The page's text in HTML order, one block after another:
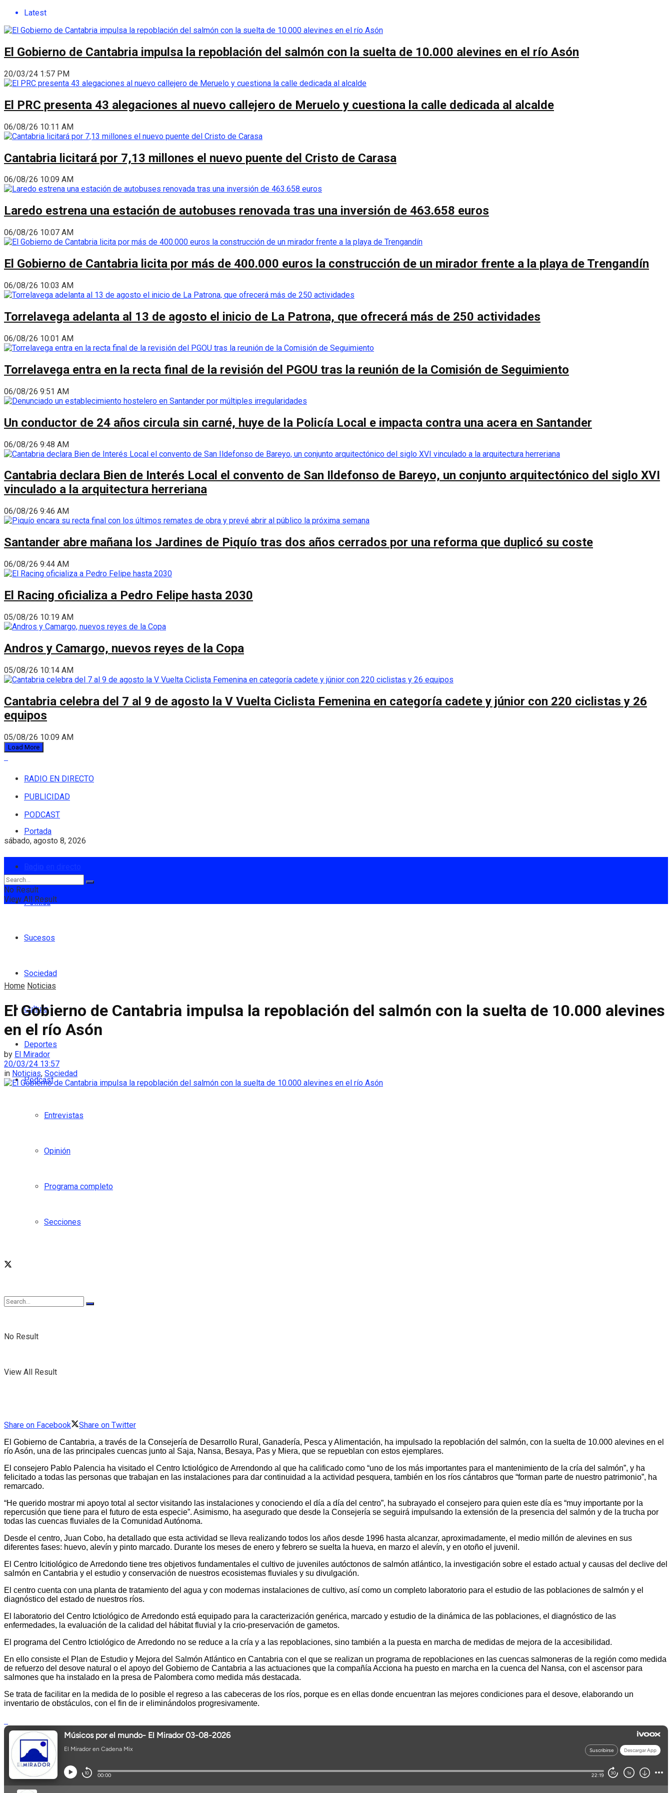
Latest
El Gobierno de Cantabria impulsa la repoblación del salmón con la suelta de 10.000 alevines en el río Asón
20/03/24 1:57 PM
El PRC presenta 43 alegaciones al nuevo callejero de Meruelo y cuestiona la calle dedicada al alcalde
06/08/26 10:11 AM
Cantabria licitará por 7,13 millones el nuevo puente del Cristo de Carasa
06/08/26 10:09 AM
Laredo estrena una estación de autobuses renovada tras una inversión de 463.658 euros
06/08/26 10:07 AM
El Gobierno de Cantabria licita por más de 400.000 euros la construcción de un mirador frente a la playa de Trengandín
06/08/26 10:03 AM
Torrelavega adelanta al 13 de agosto el inicio de La Patrona, que ofrecerá más de 250 actividades
06/08/26 10:01 AM
Torrelavega entra en la recta final de la revisión del PGOU tras la reunión de la Comisión de Seguimiento
06/08/26 9:51 AM
Un conductor de 24 años circula sin carné, huye de la Policía Local e impacta contra una acera en Santander
06/08/26 9:48 AM
Cantabria declara Bien de Interés Local el convento de San Ildefonso de Bareyo, un conjunto arquitectónico del siglo XVI
vinculado a la arquitectura herreriana
06/08/26 9:46 AM
Santander abre mañana los Jardines de Piquío tras dos años cerrados por una reforma que duplicó su coste
06/08/26 9:44 AM
El Racing oficializa a Pedro Felipe hasta 2030
05/08/26 10:19 AM
Andros y Camargo, nuevos reyes de la Copa
05/08/26 10:14 AM
Cantabria celebra del 7 al 9 de agosto la V Vuelta Ciclista Femenina en categoría cadete y júnior con 220 ciclistas y 26
equipos
05/08/26 10:09 AM
Load More
RADIO EN DIRECTO
PUBLICIDAD
PODCAST
sábado, agosto 8, 2026
Portada
Política
Sucesos
Sociedad
Cultura
Deportes
Podcast
Entrevistas
Opinión
Programa completo
Secciones
No Result
View All Result
No Result
View All Result
Home Noticias
El Gobierno de Cantabria impulsa la repoblación del salmón con la suelta de 10.000 alevines
en el río Asón
by El Mirador
20/03/24 13:57
in Noticias, Sociedad
Share on Facebook Share on Twitter
El Gobierno de Cantabria, a través de la Consejería de Desarrollo Rural, Ganadería, Pesca y Alimentación, ha impulsado la repoblación del salmón, con la suelta de 10.000 alevines en el
río Asón, una de las principales cuencas junto al Saja, Nansa, Besaya, Pas y Miera, que se repueblan con estos ejemplares.
El consejero Pablo Palencia ha visitado el Centro Ictiológico de Arrendondo al que ha calificado como “uno de los más importantes para el mantenimiento de la cría del salmón”, y ha
felicitado a todas las personas que trabajan en las instalaciones para dar continuidad a la actividad pesquera, también en los ríos cántabros que “forman parte de nuestro patrimonio”, ha
remarcado.
“He querido mostrar mi apoyo total al sector visitando las instalaciones y conociendo el día a día del centro”, ha subrayado el consejero para quien este día es “muy importante por la
repercusión que tiene para el futuro de esta especie”. Asimismo, ha asegurado que desde la Consejería se seguirá impulsando la extensión de la presencia del salmón y de la trucha por
todas las cuencas fluviales de la Comunidad Autónoma.
Desde el centro, Juan Cobo, ha detallado que esta actividad se lleva realizando todos los años desde 1996 hasta alcanzar, aproximadamente, el medio millón de alevines en sus
diferentes fases: huevo, alevín y pinto marcado. Durante los meses de enero y febrero se suelta la hueva, en marzo el alevín, y en otoño el juvenil.
El Centro Icitiológico de Arredondo tiene tres objetivos fundamentales el cultivo de juveniles autóctonos de salmón atlántico, la investigación sobre el estado actual y causas del declive del
salmón en Cantabria y el estudio y conservación de nuestros ecosistemas fluviales y su divulgación.
El centro cuenta con una planta de tratamiento del agua y con modernas instalaciones de cultivo, así como un completo laboratorio para el estudio de las poblaciones de salmón y el
diagnóstico del estado de nuestros ríos.
El laboratorio del Centro Ictiológico de Arredondo está equipado para la caracterización genérica, marcado y estudio de la dinámica de las poblaciones, el diagnóstico de las
enfermedades, la evaluación de la calidad del hábitat fluvial y la crio-preservación de gametos.
El programa del Centro Ictiológico de Arredondo no se reduce a la cría y a las repoblaciones, sino también a la puesta en marcha de medidas de mejora de la accesibilidad.
En ello consiste el Plan de Estudio y Mejora del Salmón Atlántico en Cantabria con el que se realizan un programa de repoblaciones en las cuencas salmoneras de la región como medida
de refuerzo del desove natural o el apoyo del Gobierno de Cantabria a las actuaciones que la compañía Acciona ha puesto en marcha en la cuenca del Nansa, con el ascensor para
salmones que ha instalado en la presa de Palombera como medida más destacada.
Se trata de facilitar en la medida de lo posible el regreso a las cabeceras de los ríos, porque es en ellas donde encuentran las mejores condiciones para el desove, elaborando un
inventario de obstáculos, con el fin de ir eliminándolos progresivamente.